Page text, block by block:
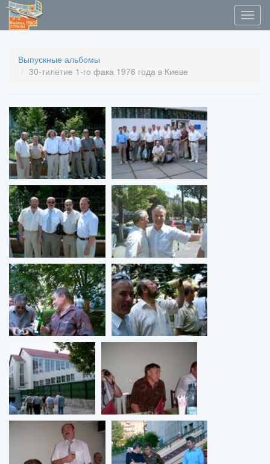
Выпускные альбомы
30-тилетие 1-го фака 1976 года в Киеве